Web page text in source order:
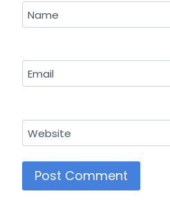
Name
Email
Website